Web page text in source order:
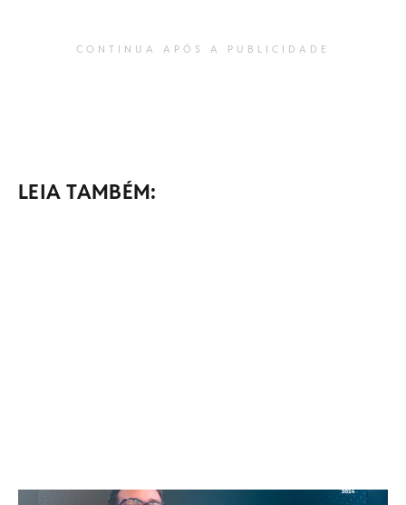
CONTINUA APÓS A PUBLICIDADE
LEIA TAMBÉM: